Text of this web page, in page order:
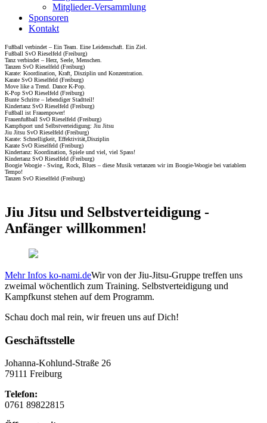
Mitglieder-Versammlung
Sponsoren
Kontakt
Fußball verbindet – Ein Team. Eine Leidenschaft. Ein Ziel.
Fußball SvO Rieselfeld (Freiburg)
Tanz verbindet – Herz, Seele, Menschen.
Tanzen SvO Rieselfeld (Freiburg)
Karate: Koordination, Kraft, Disziplin und Konzentration.
Karate SvO Rieselfeld (Freiburg)
Move like a Trend. Dance K-Pop.
K-Pop SvO Rieselfeld (Freiburg)
Bunte Schritte – lebendiger Stadtteil!
Kindertanz SvO Rieselfeld (Freiburg)
Fußball ist Frauenpower!
Frauenfußball SvO Rieselfeld (Freiburg)
Kampfsport und Selbstverteidigung: Jiu Jitsu
Jiu Jitsu SvO Rieselfeld (Freiburg)
Karate: Schnelligkeit, Effektivität,Disziplin
Karate SvO Rieselfeld (Freiburg)
Kindertanz: Koordination, Spiele und viel, viel Spass!
Kindertanz SvO Rieselfeld (Freiburg)
Boogie Woogie - Swing, Rock, Blues – diese Musik vertanzen wir im Boogie-Woogie bei variablem
Tempo!
Tanzen SvO Rieselfeld (Freiburg)
Jiu Jitsu und Selbstverteidigung -
Anfänger willkommen!
Mehr Infos ko-nami.deWir von der Jiu-Jitsu-Gruppe treffen uns
zweimal wöchentlich zum Training. Selbstverteidigung und
Kampfkunst stehen auf dem Programm.
Schau doch mal rein, wir freuen uns auf Dich!
Geschäftsstelle
Johanna-Kohlund-Straße 26
79111 Freiburg
Telefon:
0761 89822815